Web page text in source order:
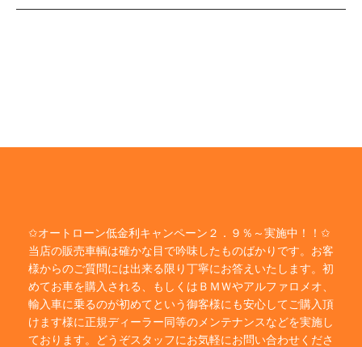
✩オートローン低金利キャンペーン２．９％～実施中！！✩
当店の販売車輌は確かな目で吟味したものばかりです。お客
様からのご質問には出来る限り丁寧にお答えいたします。初
めてお車を購入される、もしくはＢＭＷやアルファロメオ、
輸入車に乗るのが初めてという御客様にも安心してご購入頂
けます様に正規ディーラー同等のメンテナンスなどを実施し
ております。どうぞスタッフにお気軽にお問い合わせくださ